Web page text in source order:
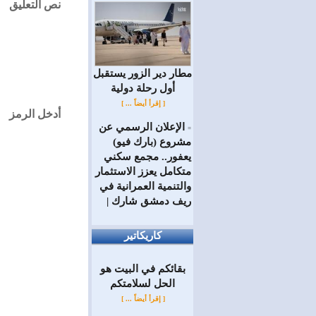
نص التعليق
أدخل الرمز
مطار دير الزور يستقبل
أول رحلة دولية
[ إقرأ أيضاً ... ]
=
الإعلان الرسمي عن
مشروع (بارك فيو)
يعفور.. مجمع سكني
متكامل يعزز الاستثمار
والتنمية العمرانية في
ريف دمشق شارك |
كاريكاتير
بقائكم في البيت هو
الحل لسلامتكم
[ إقرأ أيضاً ... ]